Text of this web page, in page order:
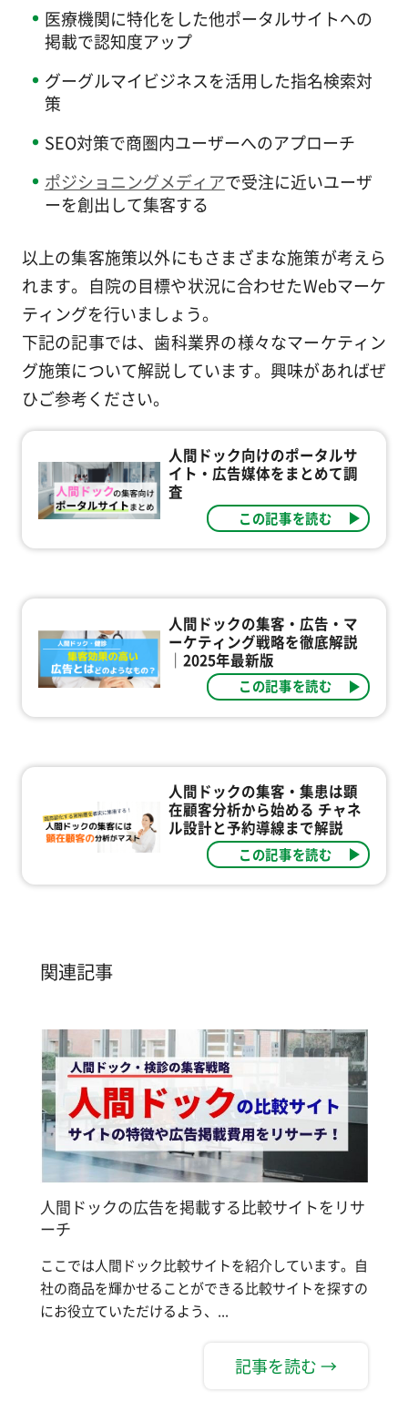
医療機関に特化をした他ポータルサイトへの
掲載で認知度アップ
グーグルマイビジネスを活用した指名検索対
策
SEO対策で商圏内ユーザーへのアプローチ
ポジショニングメディアで受注に近いユーザ
ーを創出して集客する
以上の集客施策以外にもさまざまな施策が考えら
れます。自院の目標や状況に合わせたWebマーケ
ティングを行いましょう。
下記の記事では、歯科業界の様々なマーケティン
グ施策について解説しています。興味があればぜ
ひご参考ください。
人間ドック向けのポータルサ
イト・広告媒体をまとめて調
査
この記事を読む
人間ドックの集客・広告・マ
ーケティング戦略を徹底解説
｜2025年最新版
この記事を読む
人間ドックの集客・集患は顕
在顧客分析から始める チャネ
ル設計と予約導線まで解説
この記事を読む
関連記事
人間ドックの広告を掲載する比較サイトをリサ
ーチ
ここでは人間ドック比較サイトを紹介しています。自
社の商品を輝かせることができる比較サイトを探すの
にお役立ていただけるよう、...
記事を読む →